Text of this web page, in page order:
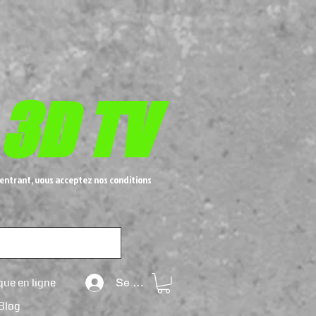
TV
vous acceptez nos conditions
en ligne
Se connecter